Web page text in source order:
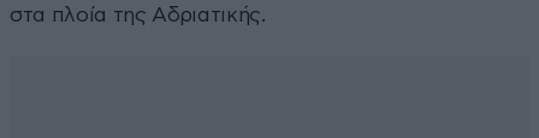
στα πλοία της Αδριατικής.